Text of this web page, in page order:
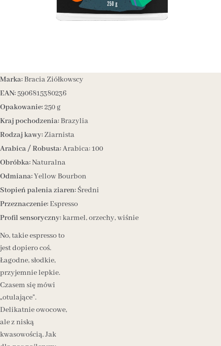
Marka:Bracia Ziółkowscy
EAN:5906815380236
Opakowanie:250 g
Kraj pochodzenia:Brazylia
Rodzaj kawy:Ziarnista
Arabica / Robusta:Arabica: 100
Obróbka:Naturalna
Odmiana:Yellow Bourbon
Stopień palenia ziaren: Średni
Przeznaczenie:Espresso
Profil sensoryczny:karmel, orzechy, wiśnie
No, takie espresso to
jest dopiero coś.
Łagodne, słodkie,
przyjemnie lepkie.
Czasem się mówi
„otulające”.
Delikatnie owocowe,
ale z niską
kwasowością. Jak